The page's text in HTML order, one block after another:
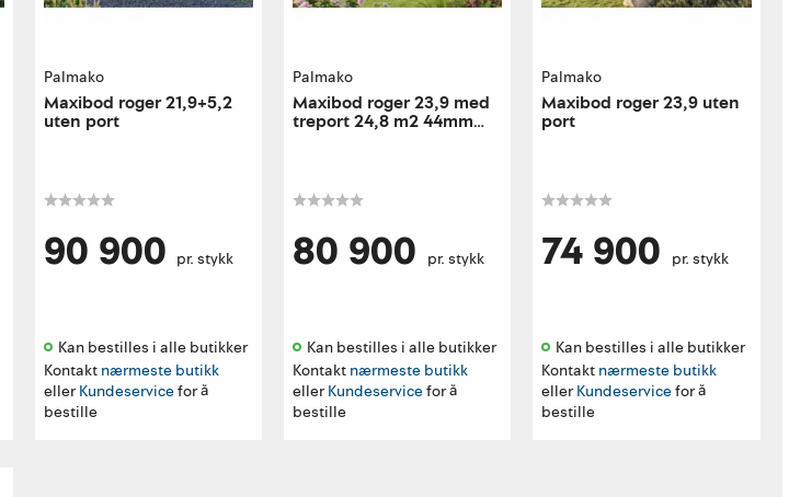
Palmako
Maxibod roger 21,9+5,2
uten port
90 900 pr. stykk
Kan bestilles i alle butikker
Kontakt nærmeste butikk
ellerKundeservicefor å
bestille
Palmako
Maxibod roger 23,9 med
treport 24,8 m2 44mm
80 900 pr. stykk
Kan bestilles i alle butikker
Kontakt nærmeste butikk
ellerKundeservicefor å
bestille
Palmako
Maxibod roger 23,9 uten
port
74 900 pr. stykk
Kan bestilles i alle butikker
Kontakt nærmeste butikk
ellerKundeservicefor å
bestille